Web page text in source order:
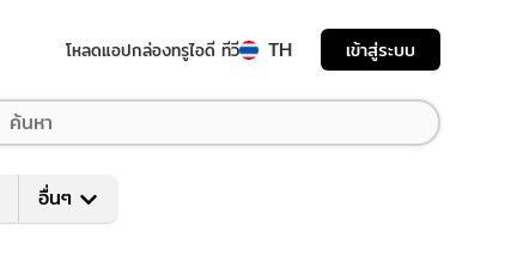
โหลดแอปกล่องทรูไอดี ทีวี TH เข้าสู่ระบบ
อื่นๆ